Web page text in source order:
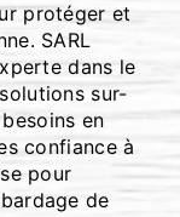
protéger et
SARL
dans le
sur-
en
confiance à
pour
de